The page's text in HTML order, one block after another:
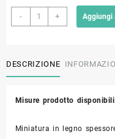
-
Puzzle
LB16
+ Aggiungi
DESCRIZIONE
Misure prodotto disponibili
Miniatura in legno